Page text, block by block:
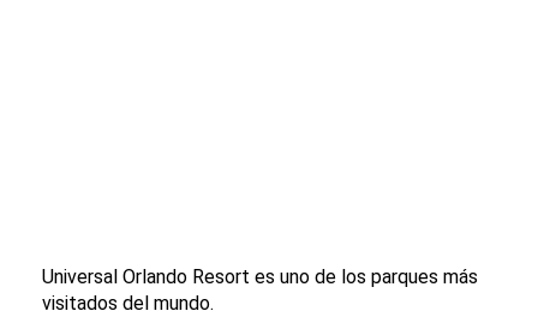
Universal Orlando Resort es uno de los parques más
visitados del mundo.